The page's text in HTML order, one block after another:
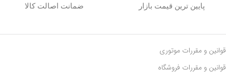
پایین ترین قیمت بازار ضمانت اصالت کالا
قوانین و مقررات موتوری
قوانین و مقررات فروشگاه